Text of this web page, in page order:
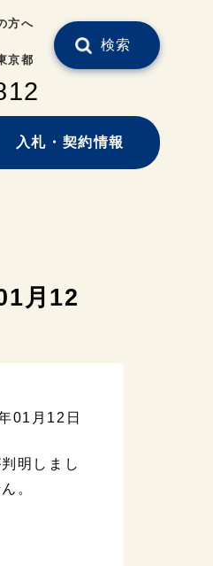
方へ
京都
検索
入札・契約情報
月12
01月12日
明しまし
。